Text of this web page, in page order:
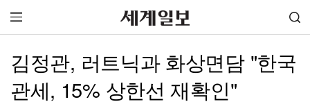
김정관, 러트닉과 화상면담 "한국
관세, 15% 상한선 재확인"